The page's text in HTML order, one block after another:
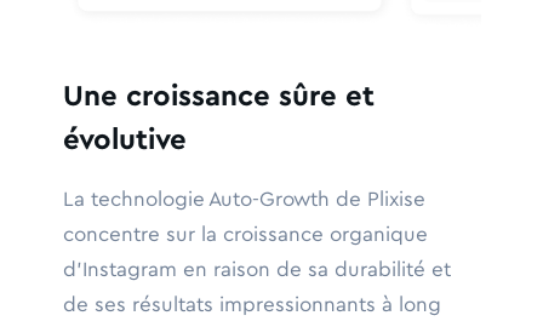
Une croissance sûre et
évolutive
La technologie Auto-Growth de Plixise
concentre sur la croissance organique
d'Instagram en raison de sa durabilité et
de ses résultats impressionnants à long